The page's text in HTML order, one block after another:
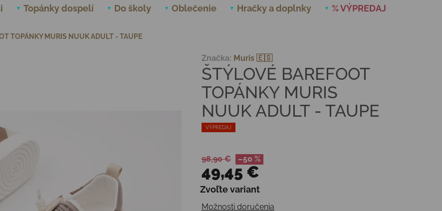
Topánky dospelí Do školy Oblečenie Hračky a doplnky % VÝPREDAJ
TOPÁNKY MURIS NUUK ADULT - TAUPE
VÝPREDAJ
ŠTÝLOVÉ BAREFOOT
TOPÁNKY MURIS
NUUK ADULT - TAUPE
Značka: Muris 🇪🇸
98,90 € –50 %
49,45 €
Jednotková cena:
Zvoľte variant
Možnosti doručenia